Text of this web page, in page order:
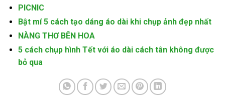
PICNIC
Bật mí 5 cách tạo dáng áo dài khi chụp ảnh đẹp nhất
NÀNG THƠ BÊN HOA
5 cách chụp hình Tết với áo dài cách tân không được
bỏ qua